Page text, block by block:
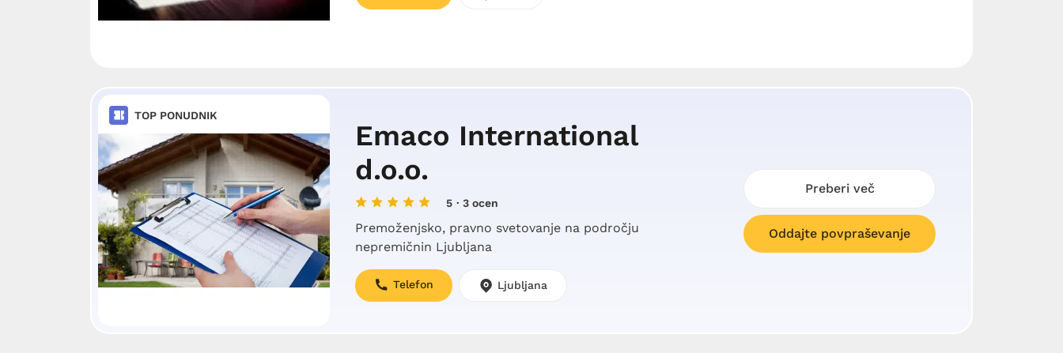
TOP PONUDNIK
Emaco International
d.o.o.
5 · 3 ocen
Premoženjsko, pravno svetovanje na področju
nepremičnin Ljubljana
Telefon Ljubljana
Preberi več
Oddajte povpraševanje